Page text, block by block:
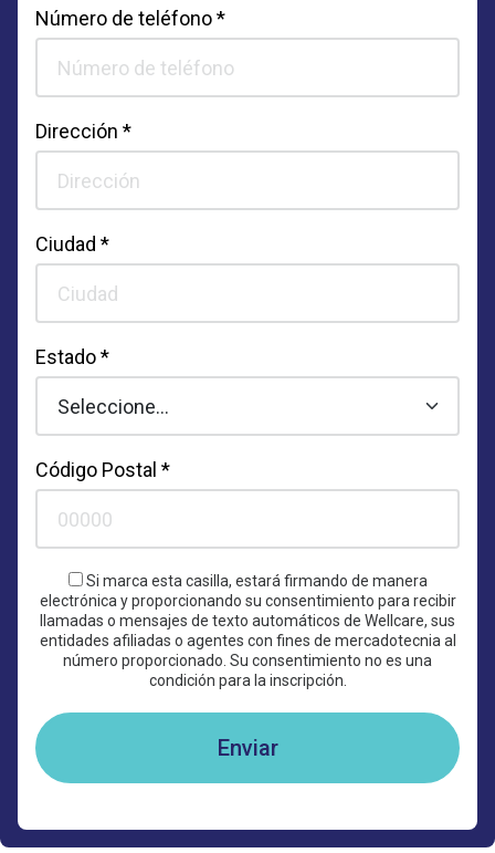
Número de teléfono *
Dirección *
Ciudad *
Estado *
Código Postal *
Si marca esta casilla, estará firmando de manera
electrónica y proporcionando su consentimiento para recibir
llamadas o mensajes de texto automáticos de Wellcare, sus
entidades afiliadas o agentes con fines de mercadotecnia al
número proporcionado. Su consentimiento no es una
condición para la inscripción.
Enviar